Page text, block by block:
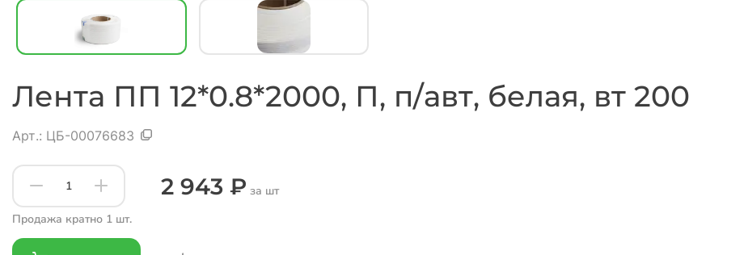
Лента ПП 12*0.8*2000, П, п/авт, белая, вт 200
Арт.: ЦБ-00076683
2 943 ₽ за шт
Продажа кратно 1 шт.